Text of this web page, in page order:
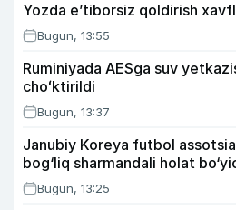
Yozda e’tiborsiz qoldirish
Bugun, 13:55
Ruminiyada AESga suv
choʻktirildi
Bugun, 13:37
Janubiy Koreya futbol
bog‘liq sharmandali holat
Bugun, 13:25